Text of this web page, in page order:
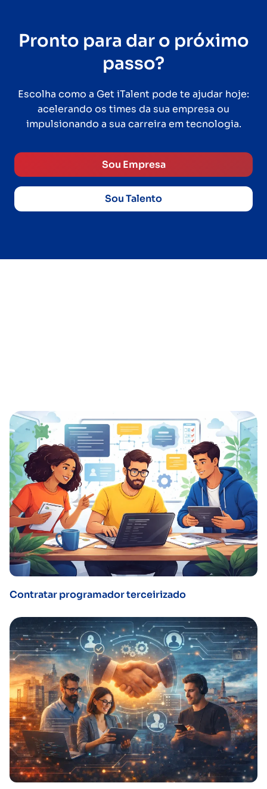
Pronto para dar o próximo
passo?
Escolha como a Get iTalent pode te ajudar hoje:
acelerando os times da sua empresa ou
impulsionando a sua carreira em tecnologia.
Sou Empresa
Sou Talento
Contratar programador terceirizado